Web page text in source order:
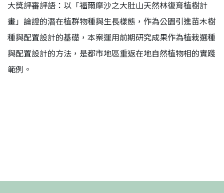
大獎評審評語：以「福爾摩沙之大肚山天然林復育植樹計
畫」論證的潛在植群物種與生長樣態，作為公園引進苗木樹
種與配置設計的基礎，本案運用前期研究成果作為植栽選種
與配置設計的方法，是都市地區重返在地自然植物相的實踐
範例。